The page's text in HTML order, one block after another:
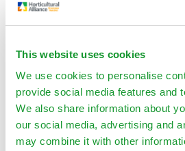
This website uses cookies
We use cookies to personalise
provide social media features and
We also share information about
our social media, advertising and
may combine it with other
BIORUSH®
59.00 -
Seleccionar